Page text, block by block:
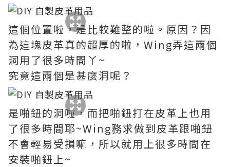
這個位置啦，是比較難整的啦。原因？因
為這塊皮革真的超厚的啦，Wing弄這兩個
洞用了很多時間丫~
究竟這兩個是甚麼洞呢？
是啪鈕的洞啦，而把啪鈕打在皮革上也用
了很多時間耶~Wing務求做到皮革跟啪鈕
不會輕易受損嘛，所以就用上很多時間在
安裝啪鈕上~